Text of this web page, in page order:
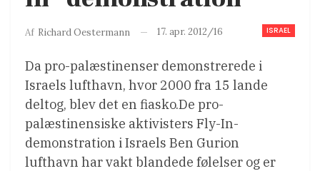
ISRAEL
Af Richard Oestermann 17. apr. 2012/16
Da pro-palæstinenser demonstrerede i
Israels lufthavn, hvor 2000 fra 15 lande
deltog, blev det en fiasko.De pro-
palæstinensiske aktivisters Fly-In-
demonstration i Israels Ben Gurion
lufthavn har vakt blandede følelser og er